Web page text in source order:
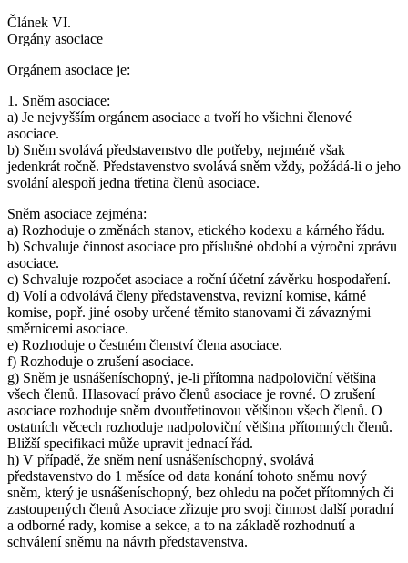
Článek VI.
Orgány asociace
Orgánem asociace je:
1. Sněm asociace:
a) Je nejvyšším orgánem asociace a tvoří ho všichni členové
asociace.
b) Sněm svolává představenstvo dle potřeby, nejméně však
jedenkrát ročně. Představenstvo svolává sněm vždy, požádá-li o jeho
svolání alespoň jedna třetina členů asociace.
Sněm asociace zejména:
a) Rozhoduje o změnách stanov, etického kodexu a kárného řádu.
b) Schvaluje činnost asociace pro příslušné období a výroční zprávu
asociace.
c) Schvaluje rozpočet asociace a roční účetní závěrku hospodaření.
d) Volí a odvolává členy představenstva, revizní komise, kárné
komise, popř. jiné osoby určené těmito stanovami či závaznými
směrnicemi asociace.
e) Rozhoduje o čestném členství člena asociace.
f) Rozhoduje o zrušení asociace.
g) Sněm je usnášeníschopný, je-li přítomna nadpoloviční většina
všech členů. Hlasovací právo členů asociace je rovné. O zrušení
asociace rozhoduje sněm dvoutřetinovou většinou všech členů. O
ostatních věcech rozhoduje nadpoloviční většina přítomných členů.
Bližší specifikaci může upravit jednací řád.
h) V případě, že sněm není usnášeníschopný, svolává
představenstvo do 1 měsíce od data konání tohoto sněmu nový
sněm, který je usnášeníschopný, bez ohledu na počet přítomných či
zastoupených členů Asociace zřizuje pro svoji činnost další poradní
a odborné rady, komise a sekce, a to na základě rozhodnutí a
schválení sněmu na návrh představenstva.